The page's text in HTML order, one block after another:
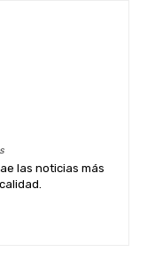
las noticias más